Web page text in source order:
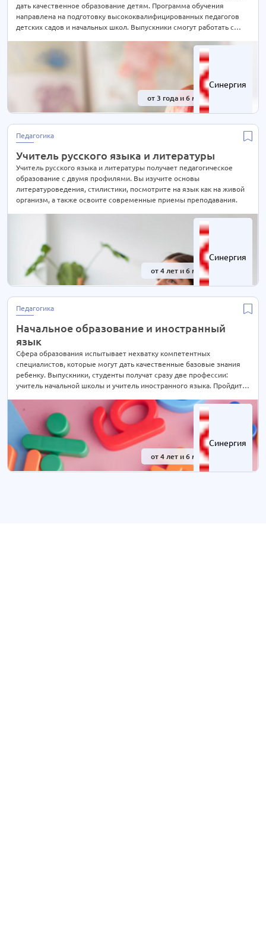
Синергия
от 3 года и 6 мес.
дать качественное образование детям. Программа обучения
направлена на подготовку высококвалифицированных педагогов
детских садов и начальных школ. Выпускники смогут работать с
и внести свой вклад в воспитание нового поколения.
Синергия
от 4 лет и 6 мес.
Педагогика
Учитель русского языка и литературы
Учитель русского языка и литературы получает педагогическое
образование с двумя профилями. Вы изучите основы
литературоведения, стилистики, посмотрите на язык как на живой
организм, а также освоите современные приемы преподавания.
Синергия
от 4 лет и 6 мес.
Педагогика
Начальное образование и иностранный
язык
Сфера образования испытывает нехватку компетентных
специалистов, которые могут дать качественные базовые знания
ребенку. Выпускники, студенты получат сразу две профессии:
учитель начальной школы и учитель иностранного языка. Пройдите
конкурентоспособным на рынке труда.